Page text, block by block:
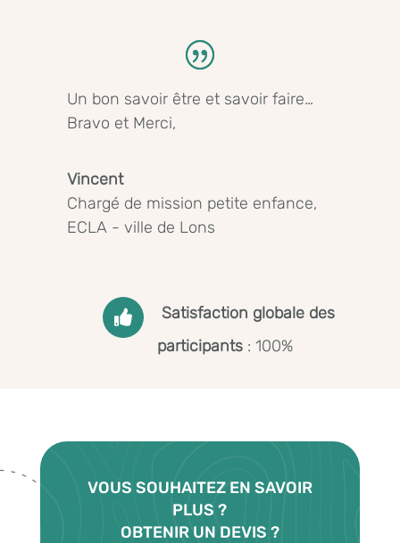
Un bon savoir être et savoir faire…
Bravo et Merci,
Vincent
Chargé de mission petite enfance,
ECLA - ville de Lons

Satisfaction globale des
participants: 100%
VOUS SOUHAITEZ EN SAVOIR
PLUS ?
OBTENIR UN DEVIS ?